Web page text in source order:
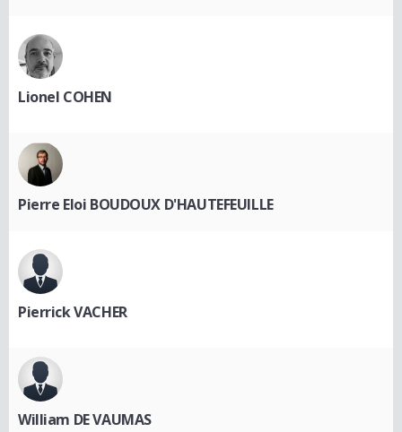
Lionel COHEN
Pierre Eloi BOUDOUX D'HAUTEFEUILLE
Pierrick VACHER
William DE VAUMAS